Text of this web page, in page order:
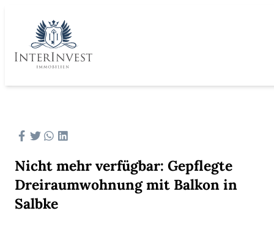
Nicht mehr verfügbar: Gepflegte
Dreiraumwohnung mit Balkon in
Salbke